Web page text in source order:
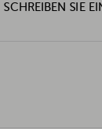
SCHREIBEN SIE